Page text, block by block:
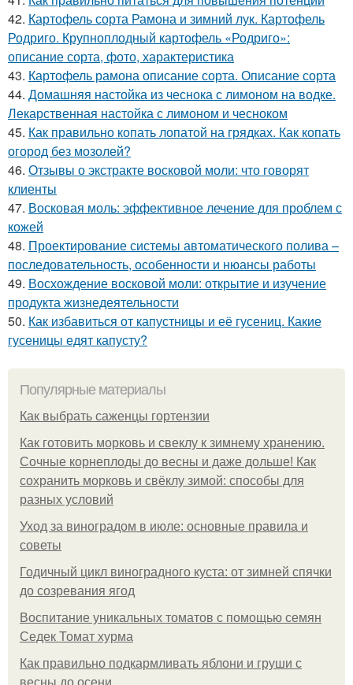
42. Картофель сорта Рамона и зимний лук. Картофель
Родриго. Крупноплодный картофель «Родриго»:
описание сорта, фото, характеристика
43. Картофель рамона описание сорта. Описание сорта
44. Домашняя настойка из чеснока с лимоном на водке.
Лекарственная настойка с лимоном и чесноком
45. Как правильно копать лопатой на грядках. Как копать
огород без мозолей?
46. Отзывы о экстракте восковой моли: что говорят
клиенты
47. Восковая моль: эффективное лечение для проблем с
кожей
48. Проектирование системы автоматического полива –
последовательность, особенности и нюансы работы
49. Восхождение восковой моли: открытие и изучение
продукта жизнедеятельности
50. Как избавиться от капустницы и её гусениц. Какие
гусеницы едят капусту?
Популярные материалы
Как выбрать саженцы гортензии
Как готовить морковь и свеклу к зимнему хранению.
Сочные корнеплоды до весны и даже дольше! Как
сохранить морковь и свёклу зимой: способы для
разных условий
Уход за виноградом в июле: основные правила и
советы
Годичный цикл виноградного куста: от зимней спячки
до созревания ягод
Воспитание уникальных томатов с помощью семян
Седек Томат хурма
Как правильно подкармливать яблони и груши с